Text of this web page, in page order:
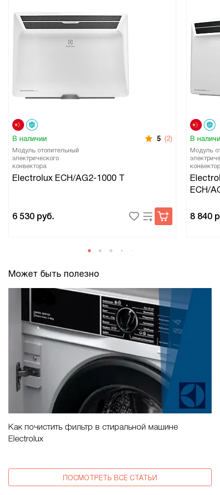
В наличии 5 (2)
Модуль отопительный
электрического
конвектора
Electrolux ECH/AG2-1000 T
6 530 руб.
В
Модуль
ECH/
8 840
Может быть полезно
Как почистить фильтр в стиральной машине
Electrolux
ПОСМОТРЕТЬ ВСЕ СТАТЬИ